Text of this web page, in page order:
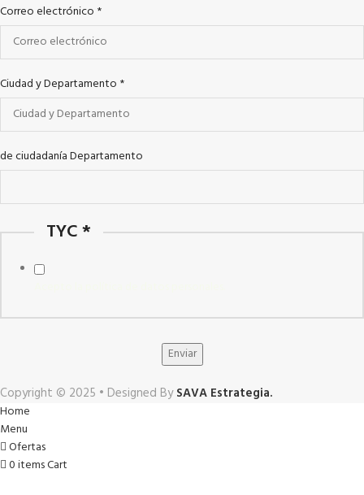
Correo electrónico *
Ciudad y Departamento *
de ciudadanía Departamento
TYC*
Enviar
Copyright © 2025 • Designed BySAVA Estrategia.
Home
Menu
Ofertas
0itemsCart